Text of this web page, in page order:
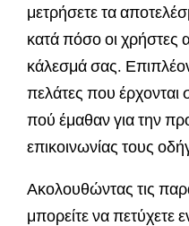
μετρήσετε τα
κατά πόσο οι χρήστες
κάλεσμά σας.
πελάτες που
πού έμαθαν για την
επικοινωνίας τους
Ακολουθώντας τις
μπορείτε να πετύχετε